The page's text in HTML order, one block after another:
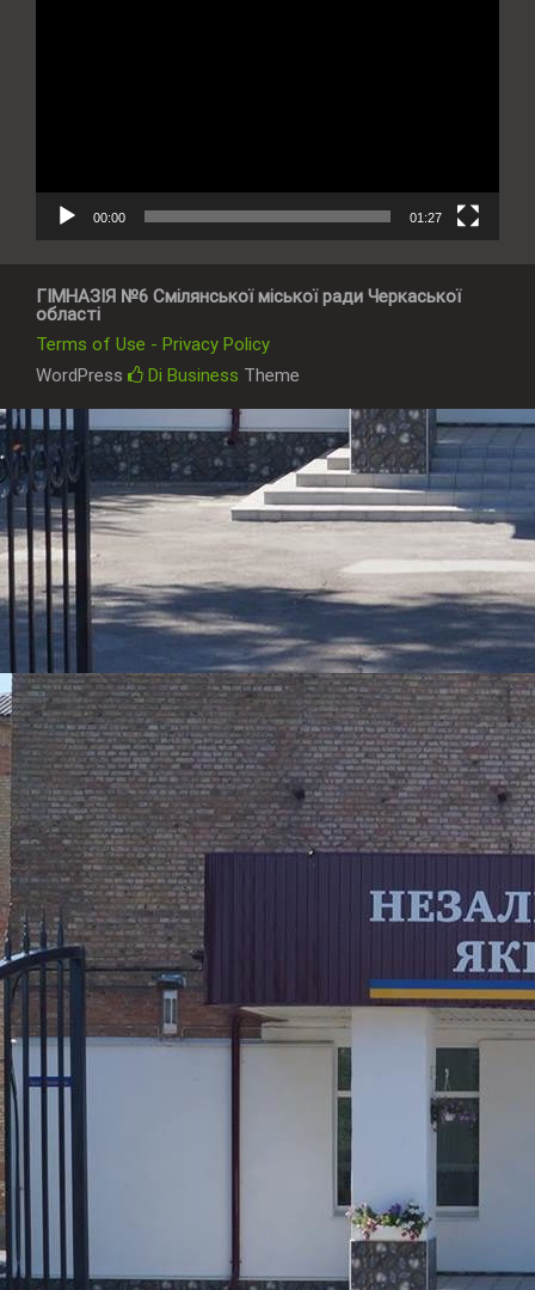
00:00 01:27
ГІМНАЗІЯ №6 Смілянської міської ради Черкаської
області
Terms of Use - Privacy Policy
WordPress
Di Business Theme